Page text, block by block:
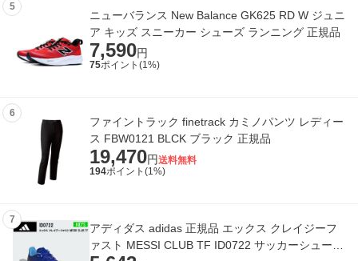
5
ニューバランス New Balance GK625 RD W ジュニ
ア キッズ スニーカー シューズ ランニング 正規品
7,590円
75ポイント(1%)
6
ファイントラック finetrack カミノパンツ レディー
ス FBW0121 BLCK ブラック 正規品
19,470円送料無料
194ポイント(1%)
7
アディダス adidas 正規品 エックス クレイジーフ
ァスト MESSI CLUB TF ID0722 サッカーシューズ